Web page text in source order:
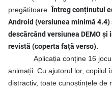
pregătitoare. Întreg conținutul
Android (versiunea minimă
descărcând versiunea DEMO
revistă (coperta față verso).
Aplicația conține 16
animații. Cu ajutorul lor, copilul
distractiv, toate cunoștințele de